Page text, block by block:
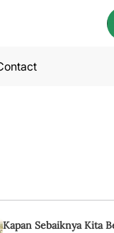
Kapan Sebaiknya Kita